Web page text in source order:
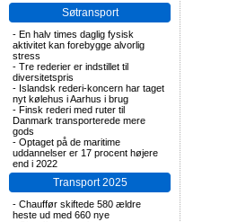
Søtransport
- En halv times daglig fysisk
aktivitet kan forebygge alvorlig
stress
- Tre rederier er indstillet til
diversitetspris
- Islandsk rederi-koncern har taget
nyt kølehus i Aarhus i brug
- Finsk rederi med ruter til
Danmark transporterede mere
gods
- Optaget på de maritime
uddannelser er 17 procent højere
end i 2022
Transport 2025
- Chauffør skiftede 580 ældre
heste ud med 660 nye